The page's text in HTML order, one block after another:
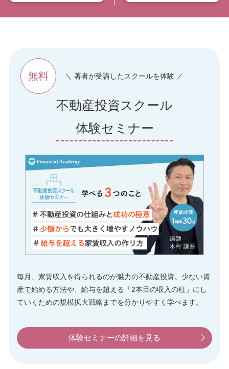
無料 ＼ 著者が受講したスクールを体験 ／
不動産投資スクール
体験セミナー
毎月、家賃収入を得られるのが魅力の不動産投資。少ない資
産で始める方法や、給与を超える「2本目の収入の柱」にし
ていくための規模拡大戦略までを分かりやすく学べます。
体験セミナーの詳細を見る